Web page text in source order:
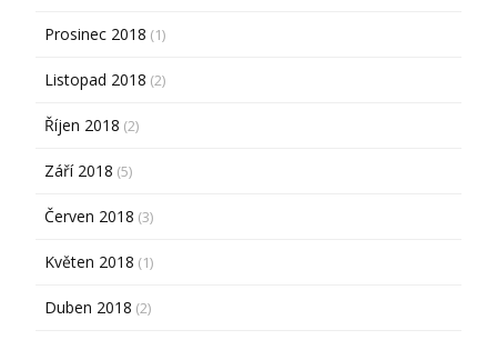
Prosinec 2018 (1)
Listopad 2018 (2)
Říjen 2018 (2)
Září 2018 (5)
Červen 2018 (3)
Květen 2018 (1)
Duben 2018 (2)